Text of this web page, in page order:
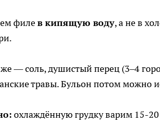
филев кипящую воду, а не в
— соль, душистый перец (3–4
травы. Бульон потом можно
охлаждённую грудку варим 15-